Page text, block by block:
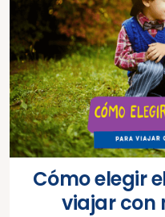
Cómo elegir
viajar con